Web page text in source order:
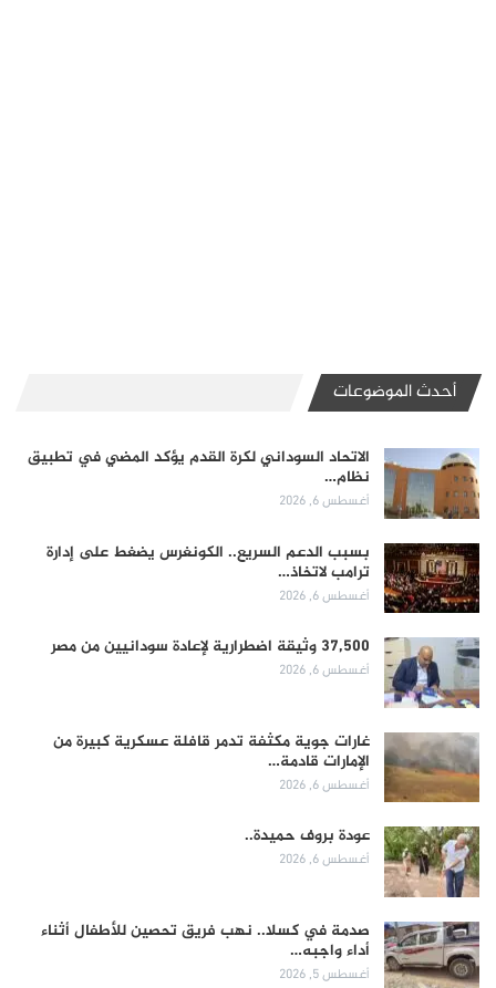
أحدث الموضوعات
الاتحاد السوداني لكرة القدم يؤكد المضي في تطبيق
نظام…
أغسطس 6, 2026
بسبب الدعم السريع.. الكونغرس يضغط على إدارة
ترامب لاتخاذ…
أغسطس 6, 2026
37,500 وثيقة اضطرارية لإعادة سودانيين من مصر
أغسطس 6, 2026
غارات جوية مكثفة تدمر قافلة عسكرية كبيرة من
الإمارات قادمة…
أغسطس 6, 2026
عودة بروف حميدة..
أغسطس 6, 2026
صدمة في كسلا.. نهب فريق تحصين للأطفال أثناء
أداء واجبه…
أغسطس 5, 2026